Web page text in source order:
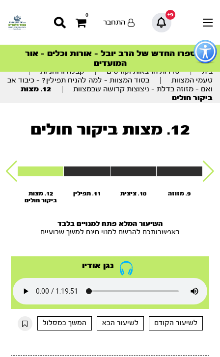
כפתור
לפתיחת
תפריט
9+
0
התחבר
סדרות הפודקאסטים
הסדרה המובילה החודש – דרך המלך
ספרו החדש של הרב יובל – אורות וכלים – אור
המועדים
הצטרפו למהפכת הבריאות הטבעית >
סדרות הפודקאסטים
הסדרה המובילה החודש – דרך המלך
תוכן
מרכזי
בית | סדרות הרצאות וקורסים | קבלה ורוחניות
|
טעמי המצוות
בסוד המצוות – למה להניח תפילין? – כיבוד אב
ואם – מזוזה בדלת – ניצוצות קדושה שבמצוות
12. מצות
ביקור חולים
12. מצות ביקור חולים
9. מזוזה 10. ציצית 11. תפילין
12. מצות
ביקור חולים
השיעור המלא פתח למנויים בלבד
באפשרותכם להרשם למנוי חינם למשך שבועיים
נגן אודיו
לשיעור הקודם לשיעור הבא המשך במסלול